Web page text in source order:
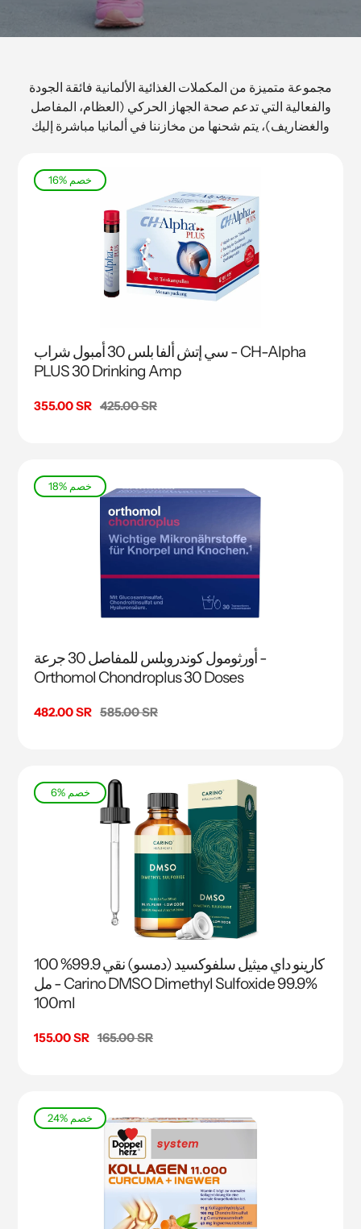
مجموعة متميزة من المكملات الغذائية الألمانية فائقة الجودة
والفعالية التي تدعم صحة الجهاز الحركي (العظام، المفاصل
والغضاريف)، يتم شحنها من مخازننا في ألمانيا مباشرة إليك
16% خصم
سي إتش ألفا بلس 30 أمبول شراب - CH-Alpha
PLUS 30 Drinking Amp
سعر
355.00 SR السعر
425.00 SR
18% خصم
أورثومول كوندروبلس للمفاصل 30 جرعة -
Orthomol Chondroplus 30 Doses
سعر
482.00 SR السعر
585.00 SR
6% خصم
كارينو داي ميثيل سلفوكسيد (دمسو) نقي 99.9% 100
مل - Carino DMSO Dimethyl Sulfoxide 99.9%
100ml
سعر
155.00 SR السعر
165.00 SR
24% خصم